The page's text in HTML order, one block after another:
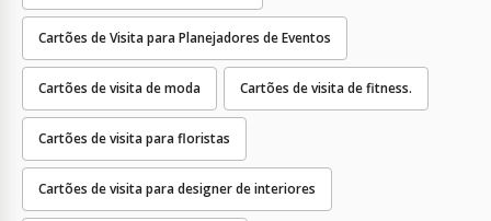
Cartões de Visita para Planejadores de Eventos
Cartões de visita de moda Cartões de visita de fitness.
Cartões de visita para floristas
Cartões de visita para designer de interiores